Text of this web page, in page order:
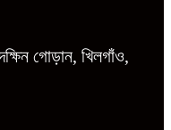
গোড়ান, খিলগাঁও,